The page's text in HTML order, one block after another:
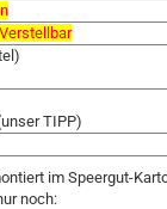
TIPP)
im Speergut-
noch: